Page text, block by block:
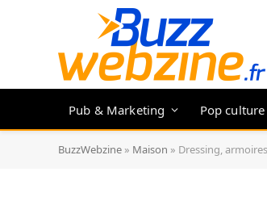
Pub & Marketing Pop culture
BuzzWebzine » Maison » Dressing,